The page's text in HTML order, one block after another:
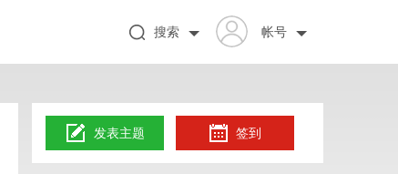
帐号
搜索
发表主题 签到